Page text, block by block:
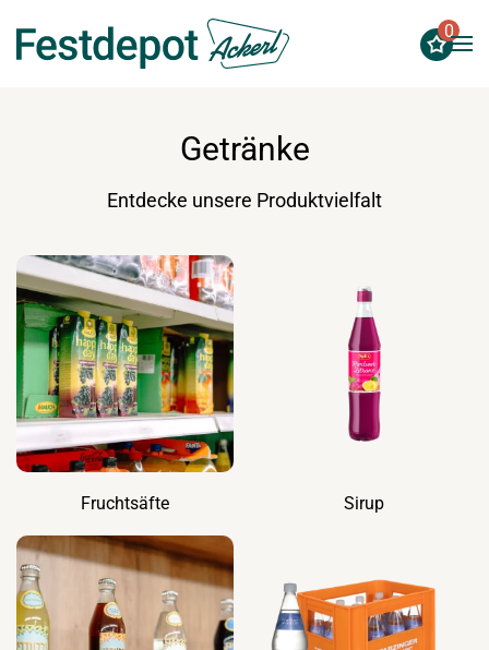
Zum Hauptinhalt springen
0
Getränke
Entdecke unsere Produktvielfalt
Fruchtsäfte Sirup